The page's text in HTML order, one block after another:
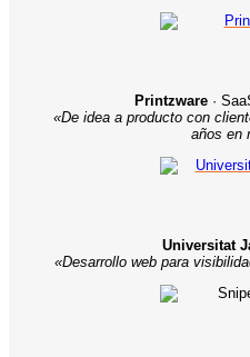
Printzware·
«De idea a producto con
años en
Universitat
«Desarrollo web para